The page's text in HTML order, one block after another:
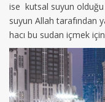
ise kutsal suyun olduğu
suyun Allah tarafından
hacı bu sudan içmek